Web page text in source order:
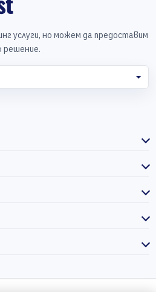
услуги, но можем да предоставим
решение.